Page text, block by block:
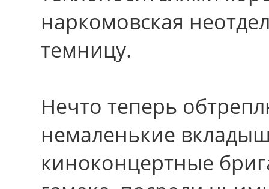
наркомовская
темницу.
Нечто теперь
немаленькие
киноконцертные